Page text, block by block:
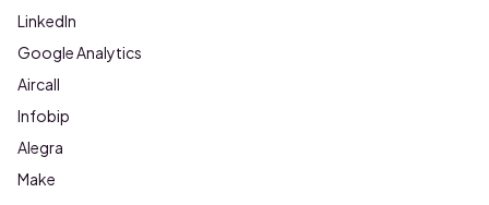
LinkedIn
Google Analytics
Aircall
Infobip
Alegra
Make